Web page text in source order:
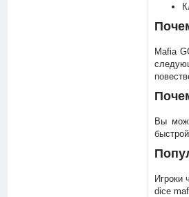
Mafia
Вы
Игроки
dice